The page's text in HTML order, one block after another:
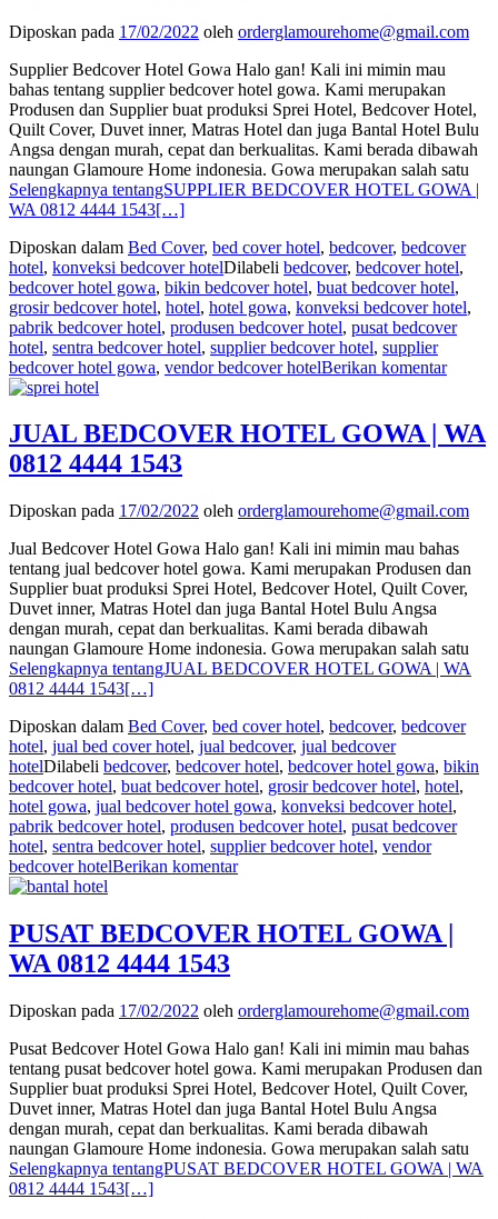
Diposkan pada 17/02/2022 oleh orderglamourehome@gmail.com
Supplier Bedcover Hotel Gowa Halo gan! Kali ini mimin mau
bahas tentang supplier bedcover hotel gowa. Kami merupakan
Produsen dan Supplier buat produksi Sprei Hotel, Bedcover Hotel,
Quilt Cover, Duvet inner, Matras Hotel dan juga Bantal Hotel Bulu
Angsa dengan murah, cepat dan berkualitas. Kami berada dibawah
naungan Glamoure Home indonesia. Gowa merupakan salah satu
Selengkapnya tentangSUPPLIER BEDCOVER HOTEL GOWA |
WA 0812 4444 1543[…]
Diposkan dalam Bed Cover, bed cover hotel, bedcover, bedcover
hotel, konveksi bedcover hotelDilabeli bedcover, bedcover hotel,
bedcover hotel gowa, bikin bedcover hotel, buat bedcover hotel,
grosir bedcover hotel, hotel, hotel gowa, konveksi bedcover hotel,
pabrik bedcover hotel, produsen bedcover hotel, pusat bedcover
hotel, sentra bedcover hotel, supplier bedcover hotel, supplier
bedcover hotel gowa, vendor bedcover hotelBerikan komentar
JUAL BEDCOVER HOTEL GOWA | WA
0812 4444 1543
Diposkan pada 17/02/2022 oleh orderglamourehome@gmail.com
Jual Bedcover Hotel Gowa Halo gan! Kali ini mimin mau bahas
tentang jual bedcover hotel gowa. Kami merupakan Produsen dan
Supplier buat produksi Sprei Hotel, Bedcover Hotel, Quilt Cover,
Duvet inner, Matras Hotel dan juga Bantal Hotel Bulu Angsa
dengan murah, cepat dan berkualitas. Kami berada dibawah
naungan Glamoure Home indonesia. Gowa merupakan salah satu
Selengkapnya tentangJUAL BEDCOVER HOTEL GOWA | WA
0812 4444 1543[…]
Diposkan dalam Bed Cover, bed cover hotel, bedcover, bedcover
hotel, jual bed cover hotel, jual bedcover, jual bedcover
hotelDilabeli bedcover, bedcover hotel, bedcover hotel gowa, bikin
bedcover hotel, buat bedcover hotel, grosir bedcover hotel, hotel,
hotel gowa, jual bedcover hotel gowa, konveksi bedcover hotel,
pabrik bedcover hotel, produsen bedcover hotel, pusat bedcover
hotel, sentra bedcover hotel, supplier bedcover hotel, vendor
bedcover hotelBerikan komentar
PUSAT BEDCOVER HOTEL GOWA |
WA 0812 4444 1543
Diposkan pada 17/02/2022 oleh orderglamourehome@gmail.com
Pusat Bedcover Hotel Gowa Halo gan! Kali ini mimin mau bahas
tentang pusat bedcover hotel gowa. Kami merupakan Produsen dan
Supplier buat produksi Sprei Hotel, Bedcover Hotel, Quilt Cover,
Duvet inner, Matras Hotel dan juga Bantal Hotel Bulu Angsa
dengan murah, cepat dan berkualitas. Kami berada dibawah
naungan Glamoure Home indonesia. Gowa merupakan salah satu
Selengkapnya tentangPUSAT BEDCOVER HOTEL GOWA | WA
0812 4444 1543[…]